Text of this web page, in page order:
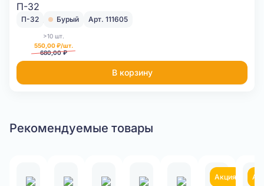
П-32 Бурый Арт. 111605
>10 шт.
550,00 ₽/шт.
680,00 ₽
В корзину
Рекомендуемые товары
Акция